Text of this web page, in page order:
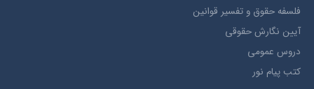
فلسفه حقوق و تفسیر قوانین
آیین نگارش حقوقی
دروس عمومی
کتب پیام نور